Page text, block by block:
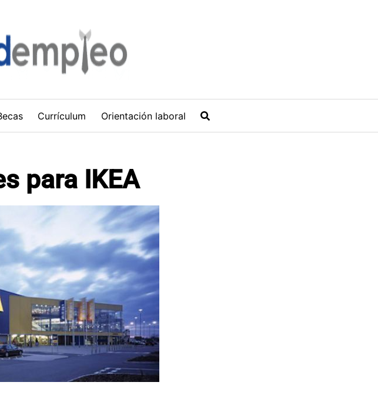
Currículum Orientación laboral
para IKEA